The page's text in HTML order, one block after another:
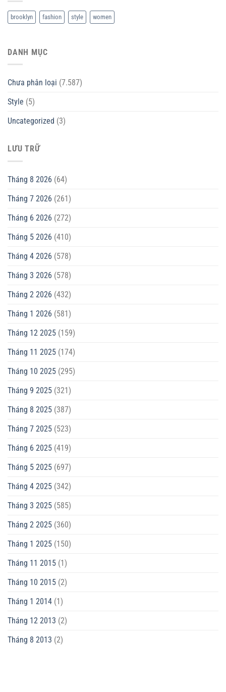
brooklyn fashion style women
DANH MỤC
Chưa phân loại (7.587)
Style (5)
Uncategorized (3)
LƯU TRỮ
Tháng 8 2026 (64)
Tháng 7 2026 (261)
Tháng 6 2026 (272)
Tháng 5 2026 (410)
Tháng 4 2026 (578)
Tháng 3 2026 (578)
Tháng 2 2026 (432)
Tháng 1 2026 (581)
Tháng 12 2025 (159)
Tháng 11 2025 (174)
Tháng 10 2025 (295)
Tháng 9 2025 (321)
Tháng 8 2025 (387)
Tháng 7 2025 (523)
Tháng 6 2025 (419)
Tháng 5 2025 (697)
Tháng 4 2025 (342)
Tháng 3 2025 (585)
Tháng 2 2025 (360)
Tháng 1 2025 (150)
Tháng 11 2015 (1)
Tháng 10 2015 (2)
Tháng 1 2014 (1)
Tháng 12 2013 (2)
Tháng 8 2013 (2)